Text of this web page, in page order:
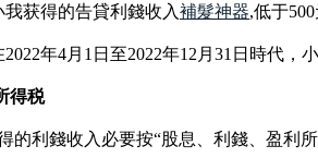
我获得的告貸利錢收入補髮神器,低于
2022年4月1日至2022年12月31日時代，
得税
的利錢收入必要按“股息、利錢、盈利